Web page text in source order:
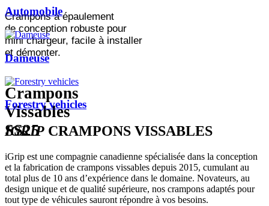
Crampons à épaulement
de conception robuste pour
mini chargeur, facile à installer
et démonter.
Crampons
Vissables
SS25
Automobile
Dameuse
Forestry vehicles
IGRIP CRAMPONS VISSABLES
iGrip est une compagnie canadienne spécialisée dans la conception
et la fabrication de crampons vissables depuis 2015, cumulant au
total plus de 10 ans d’expérience dans le domaine. Novateurs, au
design unique et de qualité supérieure, nos crampons adaptés pour
tout type de véhicules sauront répondre à vos besoins.